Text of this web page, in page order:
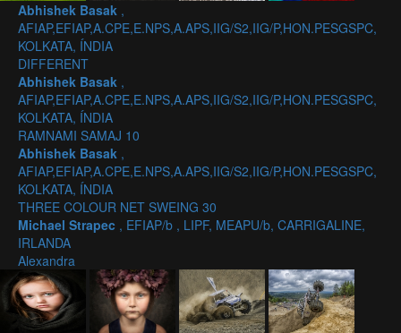
Abhishek Basak ,
AFIAP,EFIAP,A.CPE,E.NPS,A.APS,IIG/S2,IIG/P,HON.PESGSPC,
KOLKATA, ÍNDIA
DIFFERENT
Abhishek Basak ,
AFIAP,EFIAP,A.CPE,E.NPS,A.APS,IIG/S2,IIG/P,HON.PESGSPC,
KOLKATA, ÍNDIA
RAMNAMI SAMAJ 10
Abhishek Basak ,
AFIAP,EFIAP,A.CPE,E.NPS,A.APS,IIG/S2,IIG/P,HON.PESGSPC,
KOLKATA, ÍNDIA
THREE COLOUR NET SWEING 30
Michael Strapec , EFIAP/b , LIPF, MEAPU/b, CARRIGALINE,
IRLANDA
Alexandra